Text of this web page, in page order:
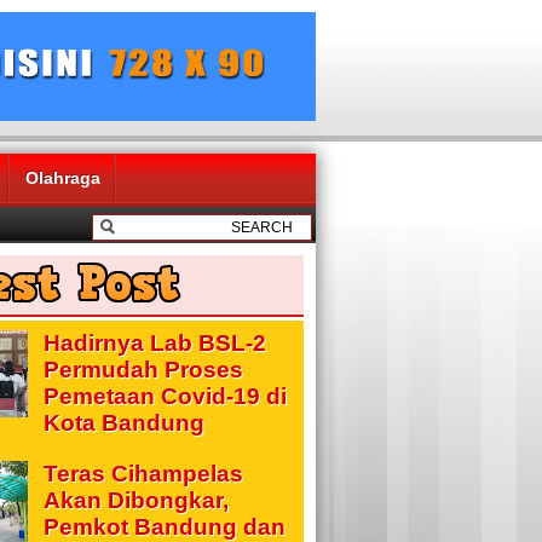
Olahraga
Hadirnya Lab BSL-2
Permudah Proses
Pemetaan Covid-19 di
Kota Bandung
Teras Cihampelas
Akan Dibongkar,
Pemkot Bandung dan